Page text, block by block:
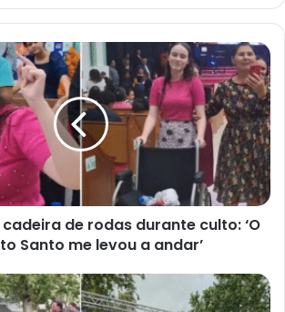
de rodas durante culto: ‘O
Santo me levou a andar’